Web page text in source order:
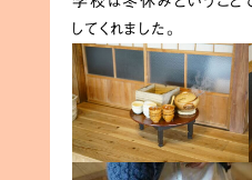
してくれました。